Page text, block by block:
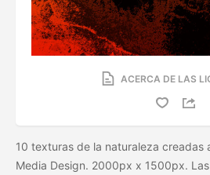
ACERCA DE LAS
10 texturas de la naturaleza creadas
Media Design. 2000px x 1500px.